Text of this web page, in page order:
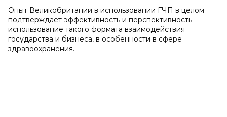
Опыт Великобритании в использовании ГЧП в целом
подтверждает эффективность и перспективность
использование такого формата взаимодействия
государства и бизнеса, в особенности в сфере
здравоохранения.